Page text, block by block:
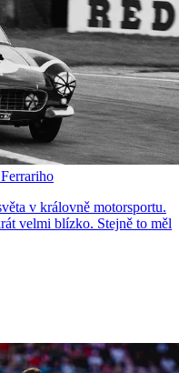
v královně motorsportu.
velmi blízko. Stejně to měl